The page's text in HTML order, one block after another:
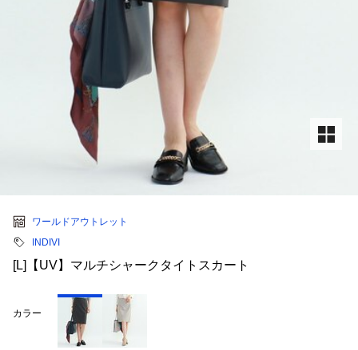
ワールドアウトレット
INDIVI
[L]【UV】マルチシャークタイトスカート
カラー